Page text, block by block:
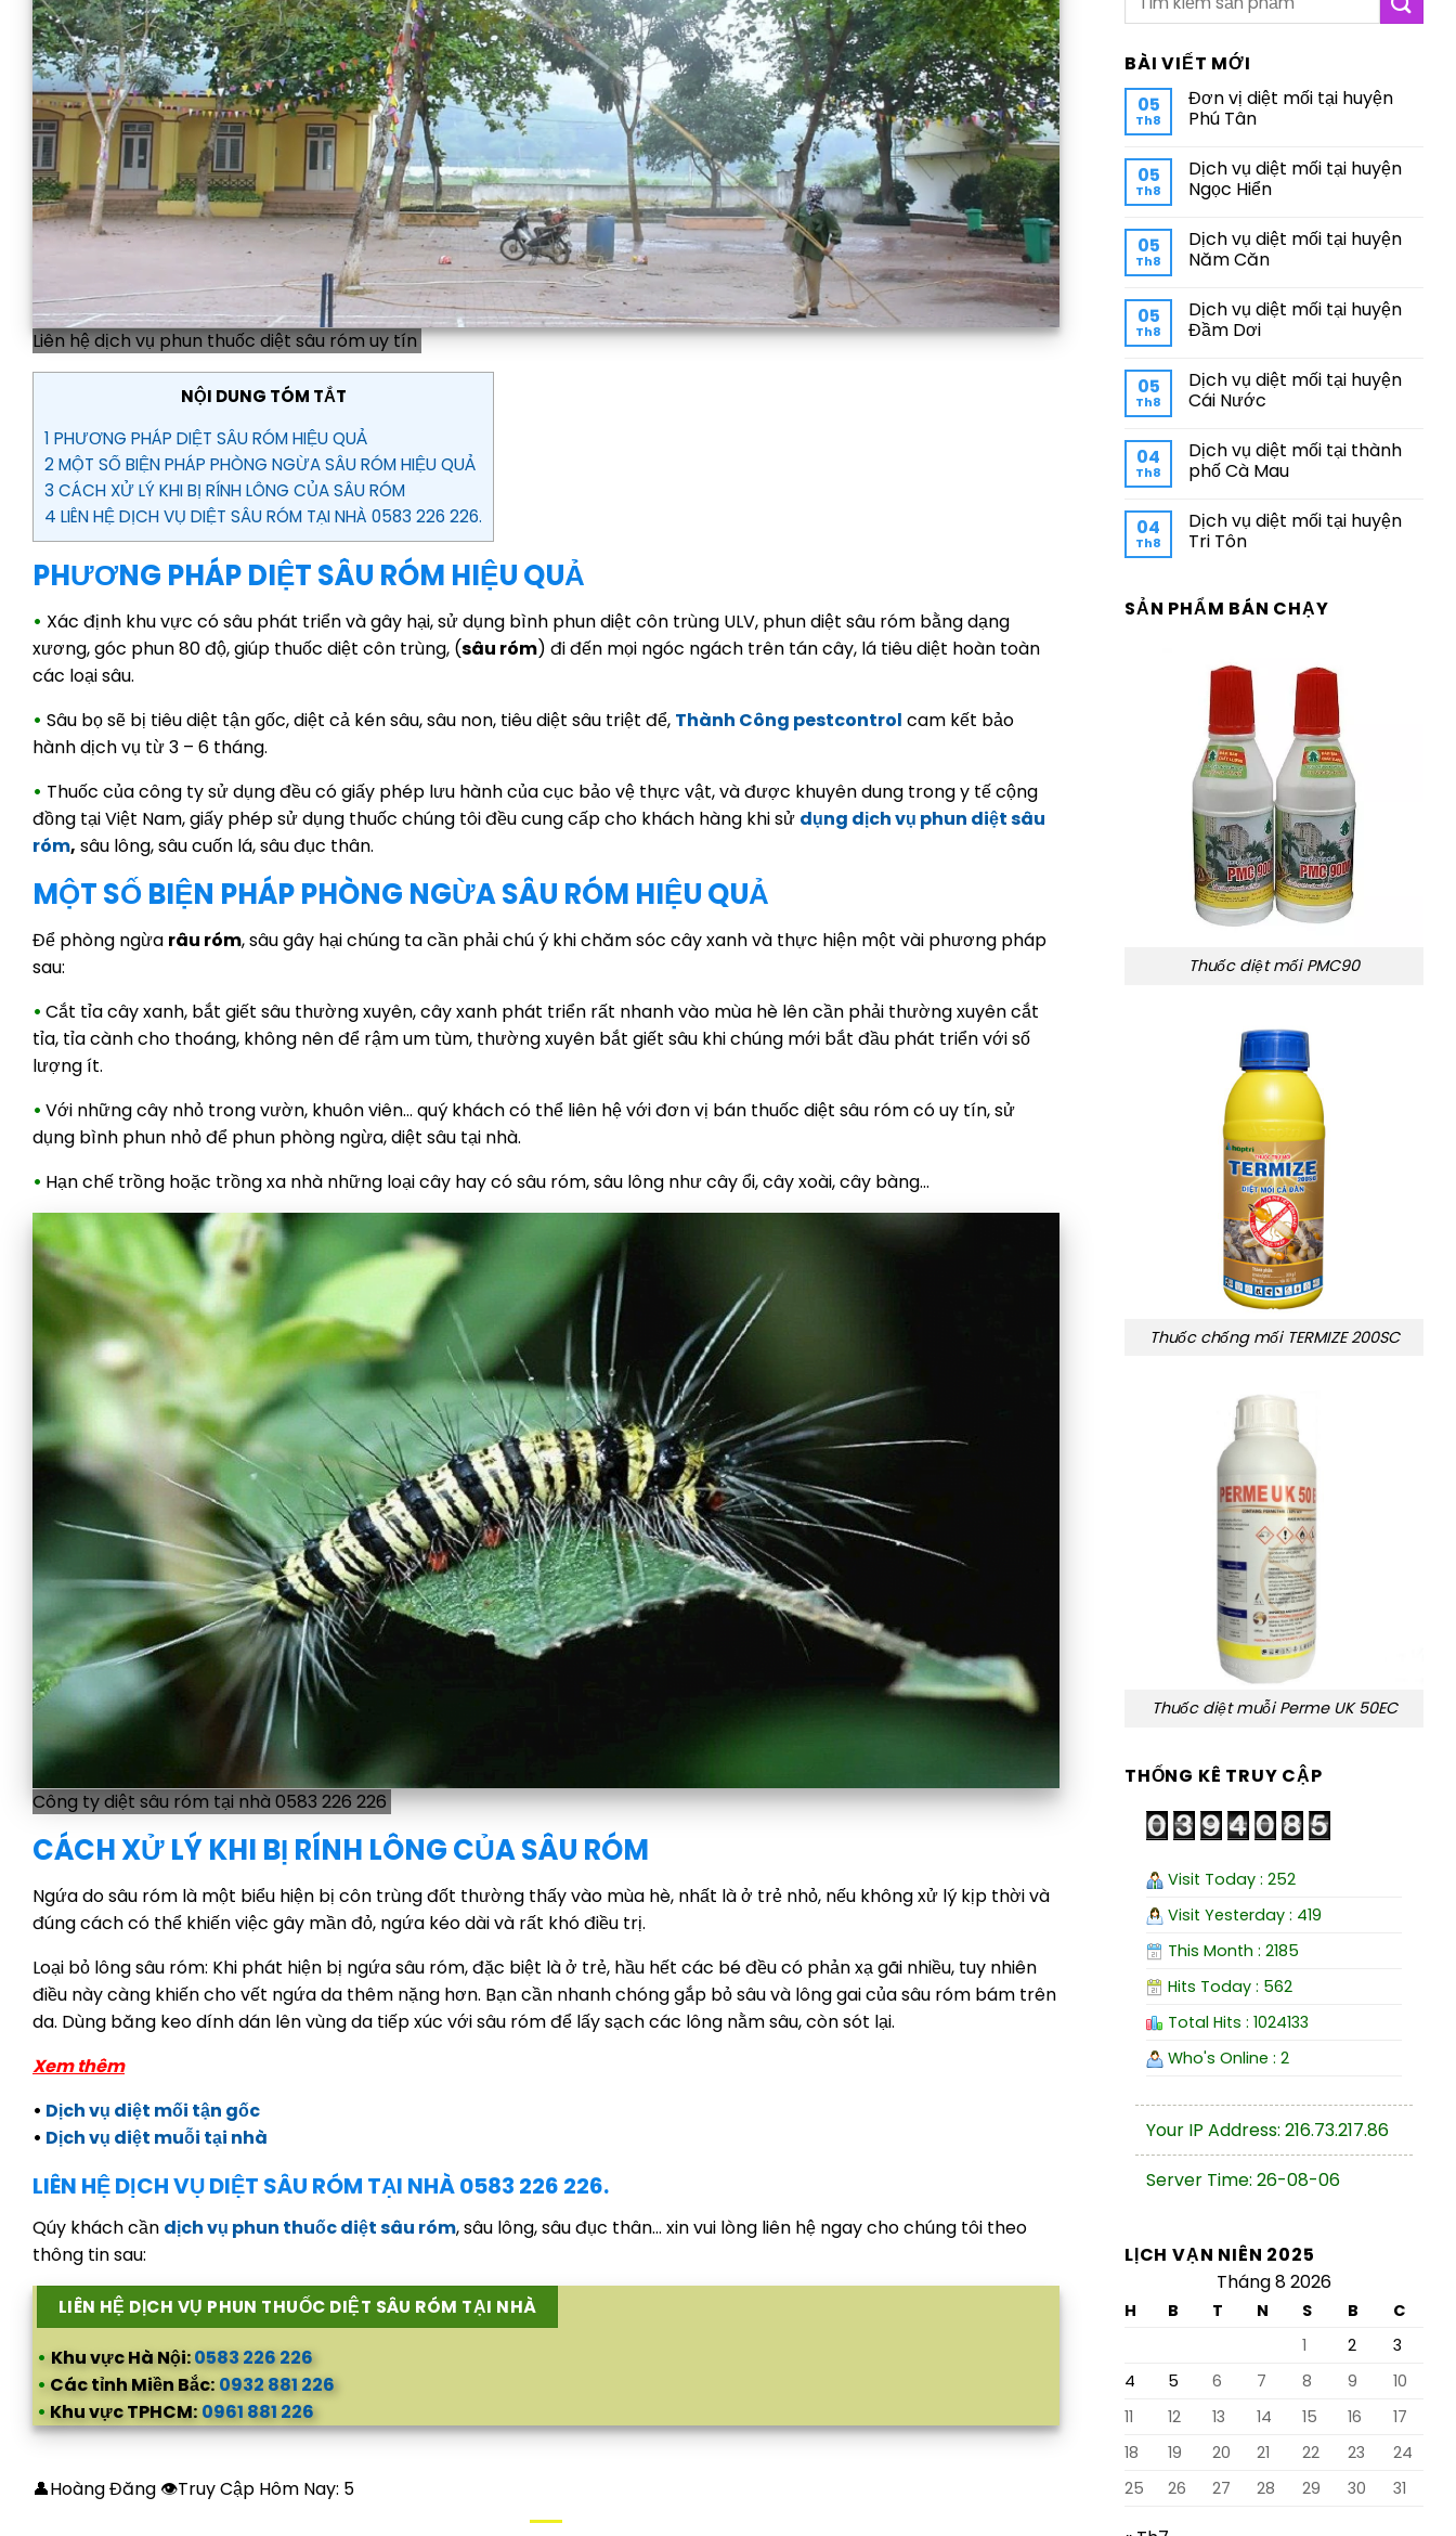
Liên hệ dịch vụ phun thuốc diệt sâu róm uy tín
NỘI DUNG TÓM TẮT
1 PHƯƠNG PHÁP DIỆT SÂU RÓM HIỆU QUẢ
2 MỘT SỐ BIỆN PHÁP PHÒNG NGỪA SÂU RÓM HIỆU QUẢ
3 CÁCH XỬ LÝ KHI BỊ RÍNH LÔNG CỦA SÂU RÓM
4 LIÊN HỆ DỊCH VỤ DIỆT SÂU RÓM TẠI NHÀ 0583 226 226.
PHƯƠNG PHÁP DIỆT SÂU RÓM HIỆU QUẢ
• Xác định khu vực có sâu phát triển và gây hại, sử dụng bình phun diệt côn trùng ULV, phun diệt sâu róm bằng dạng
xương, góc phun 80 độ, giúp thuốc diệt côn trùng, (sâu róm) đi đến mọi ngóc ngách trên tán cây, lá tiêu diệt hoàn toàn
các loại sâu.
• Sâu bọ sẽ bị tiêu diệt tận gốc, diệt cả kén sâu, sâu non, tiêu diệt sâu triệt để, Thành Công pestcontrol cam kết bảo
hành dịch vụ từ 3 – 6 tháng.
• Thuốc của công ty sử dụng đều có giấy phép lưu hành của cục bảo vệ thực vật, và được khuyên dung trong y tế cộng
đồng tại Việt Nam, giấy phép sử dụng thuốc chúng tôi đều cung cấp cho khách hàng khi sử dụng dịch vụ phun diệt sâu
róm, sâu lông, sâu cuốn lá, sâu đục thân.
MỘT SỐ BIỆN PHÁP PHÒNG NGỪA SÂU RÓM HIỆU QUẢ
Để phòng ngừa râu róm, sâu gây hại chúng ta cần phải chú ý khi chăm sóc cây xanh và thực hiện một vài phương pháp
sau:
• Cắt tỉa cây xanh, bắt giết sâu thường xuyên, cây xanh phát triển rất nhanh vào mùa hè lên cần phải thường xuyên cắt
tỉa, tỉa cành cho thoáng, không nên để rậm um tùm, thường xuyên bắt giết sâu khi chúng mới bắt đầu phát triển với số
lượng ít.
• Với những cây nhỏ trong vườn, khuôn viên… quý khách có thể liên hệ với đơn vị bán thuốc diệt sâu róm có uy tín, sử
dụng bình phun nhỏ để phun phòng ngừa, diệt sâu tại nhà.
• Hạn chế trồng hoặc trồng xa nhà những loại cây hay có sâu róm, sâu lông như cây ổi, cây xoài, cây bàng…
Công ty diệt sâu róm tại nhà 0583 226 226
CÁCH XỬ LÝ KHI BỊ RÍNH LÔNG CỦA SÂU RÓM
Ngứa do sâu róm là một biểu hiện bị côn trùng đốt thường thấy vào mùa hè, nhất là ở trẻ nhỏ, nếu không xử lý kịp thời và
đúng cách có thể khiến việc gây mần đỏ, ngứa kéo dài và rất khó điều trị.
Loại bỏ lông sâu róm: Khi phát hiện bị ngứa sâu róm, đặc biệt là ở trẻ, hầu hết các bé đều có phản xạ gãi nhiều, tuy nhiên
điều này càng khiến cho vết ngứa da thêm nặng hơn. Bạn cần nhanh chóng gắp bỏ sâu và lông gai của sâu róm bám trên
da. Dùng băng keo dính dán lên vùng da tiếp xúc với sâu róm để lấy sạch các lông nằm sâu, còn sót lại.
Xem thêm
• Dịch vụ diệt mối tận gốc
• Dịch vụ diệt muỗi tại nhà
LIÊN HỆ DỊCH VỤ DIỆT SÂU RÓM TẠI NHÀ 0583 226 226.
Qúy khách cần dịch vụ phun thuốc diệt sâu róm, sâu lông, sâu đục thân… xin vui lòng liên hệ ngay cho chúng tôi theo
thông tin sau:
LIÊN HỆ DỊCH VỤ PHUN THUỐC DIỆT SÂU RÓM TẠI NHÀ
• Khu vực Hà Nội:0583 226 226
• Các tỉnh Miền Bắc: 0932 881 226
• Khu vực TPHCM: 0961 881 226
👤Hoàng Đăng 👁Truy Cập Hôm Nay: 5
BÀI VIẾT MỚI
05
Th8
Đơn vị diệt mối tại huyện
Phú Tân
05
Th8
Dịch vụ diệt mối tại huyện
Ngọc Hiển
05
Th8
Dịch vụ diệt mối tại huyện
Năm Căn
05
Th8
Dịch vụ diệt mối tại huyện
Đầm Dơi
05
Th8
Dịch vụ diệt mối tại huyện
Cái Nước
04
Th8
Dịch vụ diệt mối tại thành
phố Cà Mau
04
Th8
Dịch vụ diệt mối tại huyện
Tri Tôn
SẢN PHẨM BÁN CHẠY
Thuốc diệt mối PMC90
Thuốc chống mối TERMIZE 200SC
Thuốc diệt muỗi Perme UK 50EC
THỐNG KÊ TRUY CẬP
Visit Today : 252
Visit Yesterday : 419
This Month : 2185
Hits Today : 562
Total Hits : 1024133
Who's Online : 2
Your IP Address: 216.73.217.86
Server Time: 26-08-06
LỊCH VẠN NIÊN 2025
Tháng 8 2026
H B T N S B
C
1
2
3
4
5 6 7 8 9
10
11
12 13 14 15 16
17
18
19 20 21 22 23
24
25
26 27 28 29 30 31